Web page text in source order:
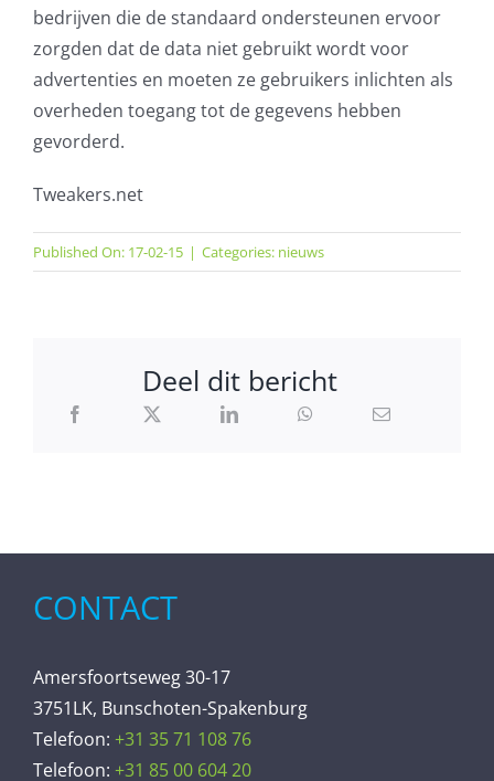
bedrijven die de standaard ondersteunen ervoor
zorgden dat de data niet gebruikt wordt voor
advertenties en moeten ze gebruikers inlichten als
overheden toegang tot de gegevens hebben
gevorderd.
Tweakers.net
Published On: 17-02-15 | Categories: nieuws
Deel dit bericht
CONTACT
Amersfoortseweg 30-17
3751LK, Bunschoten-Spakenburg
Telefoon: +31 35 71 108 76
Telefoon: +31 85 00 604 20